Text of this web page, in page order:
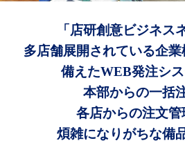
「店研創意ビジネス
多店舗展開されている企
備えたWEB発注シス
本部からの一括
各店からの注文管
煩雑になりがちな備